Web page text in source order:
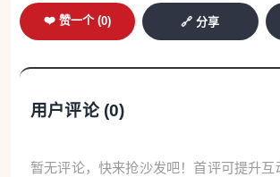
❤️ 赞一个 (0) 🔗 分享
用户评论 (0)
暂无评论，快来抢沙发吧！首评可提升互